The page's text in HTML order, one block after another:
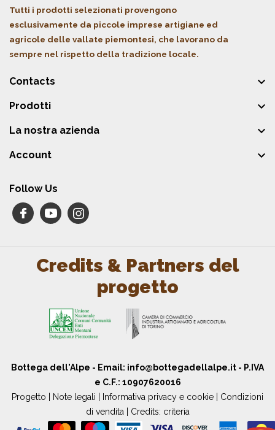
Tutti i prodotti selezionati provengono
esclusivamente da piccole imprese artigiane ed
agricole delle vallate piemontesi, che lavorano da
sempre nel rispetto della tradizione locale.
Contacts 
Prodotti 
La nostra azienda 
Account 
Follow Us
Credits & Partners del
progetto
Bottega dell'Alpe - Email: info@bottegadellalpe.it - P.IVA
e C.F.: 10907620016
Progetto
Note legali Informativa privacy e cookie
Condizioni
di vendita | Credits: criteria